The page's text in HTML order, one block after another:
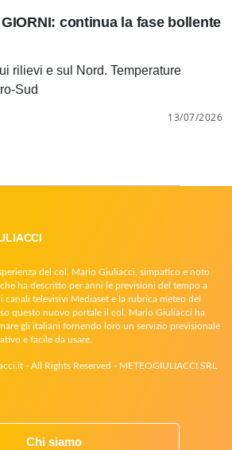
GIORNI: continua la fase bollente
rilievi e sul Nord. Temperature
Sud
13/07/2026
del col. Mario Giuliacci, simpatico e noto
ha descritto per anni le previsioni del tempo a
televisivi Mediaset e la rubrica meteo del
questo nuovo portale il col. Mario Giuliacci ha
gli italiani fornendo loro un servizio previsionale
e facile da usare.
- All Rights Reserved - METEOGIULIACCI SRL
Chi siamo